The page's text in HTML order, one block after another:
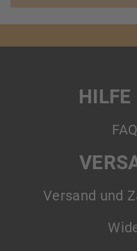
HILFE
Versand und